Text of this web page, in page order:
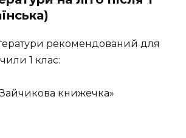
рекомендований для
1 клас:
книжечка»